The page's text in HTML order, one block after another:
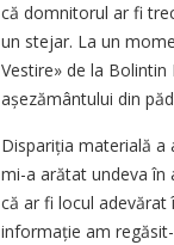
că domnitorul ar fi
un stejar. La un
Vestire» de la
așezământului din
Dispariția materială a
mi-a arătat undeva în
că ar fi locul adevărat
informație am